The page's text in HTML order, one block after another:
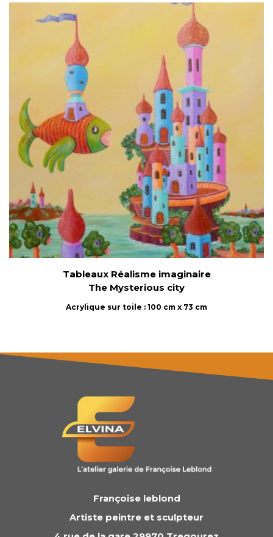
Tableaux Réalisme imaginaire
The Mysterious city
Acrylique sur toile : 100 cm x 73 cm
Françoise leblond
Artiste peintre et sculpteur